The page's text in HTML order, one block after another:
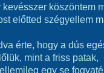
kevésszer köszöntem
előtted szégyellem
érte, hogy a dús
mint a friss patak,
egy se